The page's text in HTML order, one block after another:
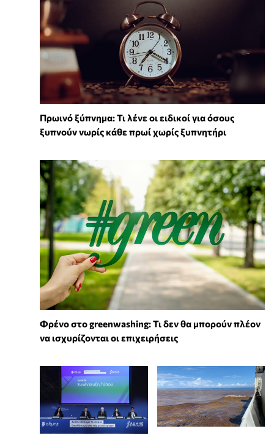
Πρωινό ξύπνημα: Τι λένε οι ειδικοί για όσους
ξυπνούν νωρίς κάθε πρωί χωρίς ξυπνητήρι
Φρένο στο greenwashing: Τι δεν θα μπορούν πλέον
να ισχυρίζονται οι επιχειρήσεις